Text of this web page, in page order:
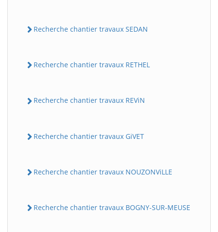
Recherche chantier travaux SEDAN
Recherche chantier travaux RETHEL
Recherche chantier travaux REViN
Recherche chantier travaux GiVET
Recherche chantier travaux NOUZONViLLE
Recherche chantier travaux BOGNY-SUR-MEUSE